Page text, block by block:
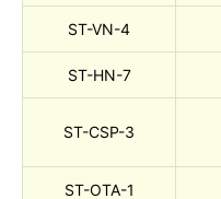
ST-VN-4
ST-HN-7
ST-CSP-3
ST-OTA-1